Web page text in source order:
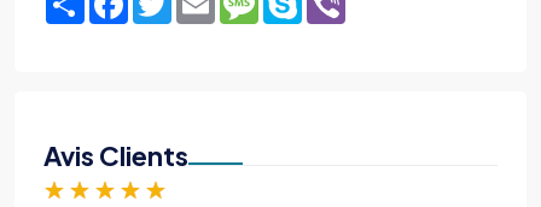
Avis Clients
★ ★ ★ ★ ★